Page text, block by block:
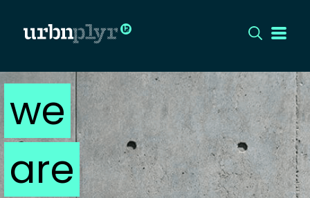
CÍMLAP
DIZÁJN
DIVAT
we
are